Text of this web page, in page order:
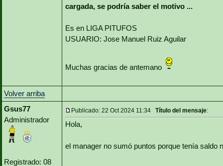
cargada, se podría saber el motivo ...
Es en LIGA PITUFOS
USUARIO: Jose Manuel Ruiz Aguilar
Muchas gracias de antemano
Volver arriba
Gsus77
Administrador
Registrado: 08
Publicado: 22 Oct 2024 11:34 Título del mensaje:
Hola,
el manager no sumó puntos porque tenía saldo